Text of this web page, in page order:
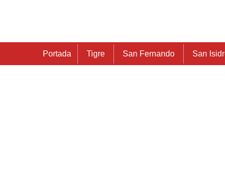
Portada Tigre San Fernando San